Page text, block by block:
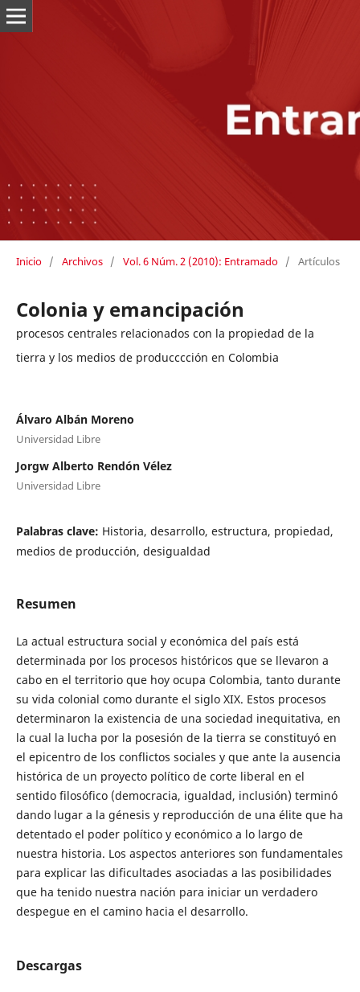
Inicio / Archivos / Vol. 6 Núm. 2 (2010): Entramado / Artículos
Colonia y emancipación
procesos centrales relacionados con la propiedad de la
tierra y los medios de producccción en Colombia
Álvaro Albán Moreno
Universidad Libre
Jorgw Alberto Rendón Vélez
Universidad Libre
Palabras clave: Historia, desarrollo, estructura, propiedad,
medios de producción, desigualdad
Resumen
La actual estructura social y económica del país está
determinada por los procesos históricos que se llevaron a
cabo en el territorio que hoy ocupa Colombia, tanto durante
su vida colonial como durante el siglo XIX. Estos procesos
determinaron la existencia de una sociedad inequitativa, en
la cual la lucha por la posesión de la tierra se constituyó en
el epicentro de los conflictos sociales y que ante la ausencia
histórica de un proyecto político de corte liberal en el
sentido filosófico (democracia, igualdad, inclusión) terminó
dando lugar a la génesis y reproducción de una élite que ha
detentado el poder político y económico a lo largo de
nuestra historia. Los aspectos anteriores son fundamentales
para explicar las dificultades asociadas a las posibilidades
que ha tenido nuestra nación para iniciar un verdadero
despegue en el camino hacia el desarrollo.
Descargas